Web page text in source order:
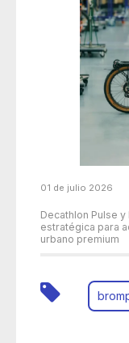
01 de julio 2026
Decathlon Pulse y
estratégica para
urbano premium